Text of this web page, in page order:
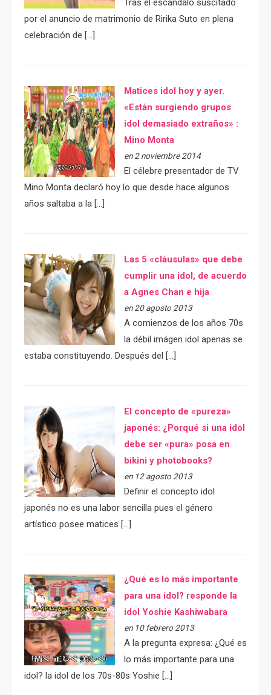
Tras el escándalo suscitado
por el anuncio de matrimonio de Ririka Suto en plena
celebración de […]
Matices idol hoy y ayer.
«Están surgiendo grupos
idol demasiado extraños» :
Mino Monta
en 2 noviembre 2014
El célebre presentador de TV
Mino Monta declaró hoy lo que desde hace algunos
años saltaba a la […]
Las 5 «cláusulas» que debe
cumplir una idol, de acuerdo
a Agnes Chan e hija
en 20 agosto 2013
A comienzos de los años 70s
la débil imágen idol apenas se
estaba constituyendo. Después del […]
El concepto de «pureza»
japonés: ¿Porqué si una idol
debe ser «pura» posa en
bikini y photobooks?
en 12 agosto 2013
Definir el concepto idol
japonés no es una labor sencilla pues el género
artístico posee matices […]
¿Qué es lo más importante
para una idol? responde la
idol Yoshie Kashiwabara
en 10 febrero 2013
A la pregunta expresa: ¿Qué es
lo más importante para una
idol? la idol de los 70s-80s Yoshie […]